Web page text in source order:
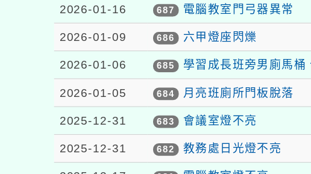
2026-01-16 687 電腦教室門弓器異常
2026-01-09 686 六甲燈座閃爍
2026-01-06 685 學習成長班旁男廁馬桶
2026-01-05 684 月亮班廁所門板脫落
2025-12-31 683 會議室燈不亮
2025-12-31 682 教務處日光燈不亮